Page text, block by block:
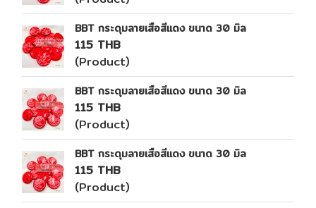
BBT กระดุมลายเสือสีแดง ขนาด 30 มิล
115 THB
(Product)
BBT กระดุมลายเสือสีแดง ขนาด 30 มิล
115 THB
(Product)
BBT กระดุมลายเสือสีแดง ขนาด 30 มิล
115 THB
(Product)